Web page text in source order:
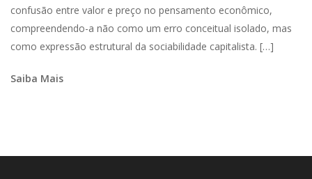
confusão entre valor e preço no pensamento econômico,
compreendendo-a não como um erro conceitual isolado, mas
como expressão estrutural da sociabilidade capitalista. […]
Saiba Mais